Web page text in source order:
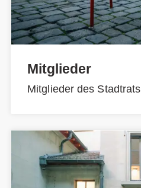
Mitglieder
Mitglieder des Stadtrats